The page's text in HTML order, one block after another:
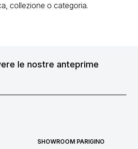
collezione o categoria.
le nostre anteprime
SHOWROOM PARIGINO